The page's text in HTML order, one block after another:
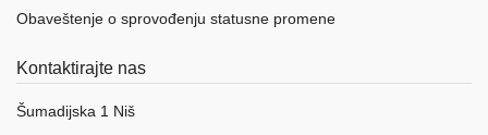
Obaveštenje o sprovođenju statusne promene
Kontaktirajte nas
Šumadijska 1 Niš